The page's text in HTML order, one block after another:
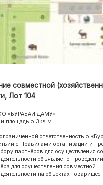
совместной
Лот 104
«БУРАБАЙ ДАМУ»
площадью 3кв.м.
ответственностью
с Правилами организации и
партнёров для осуществления
объявляет о
для осуществления совместной
на объектах